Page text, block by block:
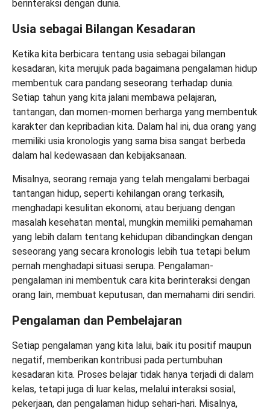
berinteraksi dengan dunia.
Usia sebagai Bilangan Kesadaran
Ketika kita berbicara tentang usia sebagai bilangan
kesadaran, kita merujuk pada bagaimana pengalaman hidup
membentuk cara pandang seseorang terhadap dunia.
Setiap tahun yang kita jalani membawa pelajaran,
tantangan, dan momen-momen berharga yang membentuk
karakter dan kepribadian kita. Dalam hal ini, dua orang yang
memiliki usia kronologis yang sama bisa sangat berbeda
dalam hal kedewasaan dan kebijaksanaan.
Misalnya, seorang remaja yang telah mengalami berbagai
tantangan hidup, seperti kehilangan orang terkasih,
menghadapi kesulitan ekonomi, atau berjuang dengan
masalah kesehatan mental, mungkin memiliki pemahaman
yang lebih dalam tentang kehidupan dibandingkan dengan
seseorang yang secara kronologis lebih tua tetapi belum
pernah menghadapi situasi serupa. Pengalaman-
pengalaman ini membentuk cara kita berinteraksi dengan
orang lain, membuat keputusan, dan memahami diri sendiri.
Pengalaman dan Pembelajaran
Setiap pengalaman yang kita lalui, baik itu positif maupun
negatif, memberikan kontribusi pada pertumbuhan
kesadaran kita. Proses belajar tidak hanya terjadi di dalam
kelas, tetapi juga di luar kelas, melalui interaksi sosial,
pekerjaan, dan pengalaman hidup sehari-hari. Misalnya,